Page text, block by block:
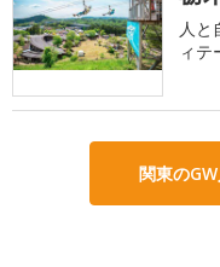
人と
ィテ
関東の